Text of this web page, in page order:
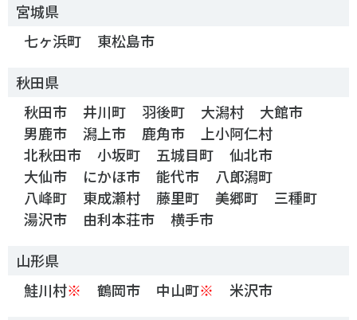
© 2020
社会づくり
自治体との連携
各教育機関との連携
スポーツ振興団体との連携
【動画】スポーツでアクティブなまちづくり
知る学ぶ
SPORT POLICY INCUBATOR ―スポーツ政策の『卵』 ―
Sport Topics
宮城県
七ヶ浜町
東松島市
秋田県
秋田市
井川町 羽後町 大潟村
大館市
男鹿市
潟上市 鹿角市
上小阿仁村
北秋田市
小坂町 五城目町
仙北市
大仙市
にかほ市 能代市
八郎潟町
八峰町
東成瀬村 藤里町 美郷町
三種町
湯沢市
由利本荘市
横手市
山形県
鮭川村※ 鶴岡市 中山町※
米沢市